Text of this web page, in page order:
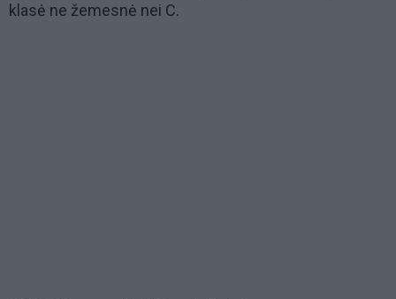
klasė ne žemesnė nei C.